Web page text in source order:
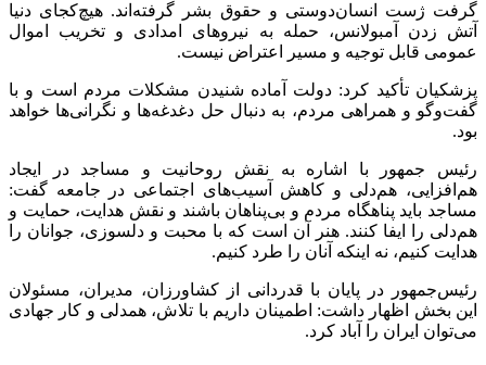
گرفت ژست انسان‌دوستی و حقوق بشر گرفته‌اند. هیچ‌کجای دنیا
آتش زدن آمبولانس، حمله به نیروهای امدادی و تخریب اموال
عمومی قابل توجیه و مسیر اعتراض نیست.
پزشکیان تأکید کرد: دولت آماده شنیدن مشکلات مردم است و با
گفت‌وگو و همراهی مردم، به دنبال حل دغدغه‌ها و نگرانی‌ها خواهد
بود.
رئیس جمهور با اشاره به نقش روحانیت و مساجد در ایجاد
هم‌افزایی، هم‌دلی و کاهش آسیب‌های اجتماعی در جامعه گفت:
مساجد باید پناهگاه مردم و بی‌پناهان باشند و نقش هدایت، حمایت و
هم‌دلی را ایفا کنند. هنر آن است که با محبت و دلسوزی، جوانان را
هدایت کنیم، نه اینکه آنان را طرد کنیم.
رئیس‌جمهور در پایان با قدردانی از کشاورزان، مدیران، مسئولان
این بخش اظهار داشت: اطمینان داریم با تلاش، همدلی و کار جهادی
می‌توان ایران را آباد کرد.